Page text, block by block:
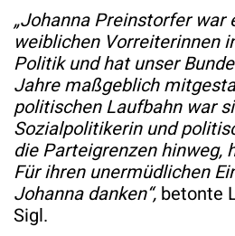
„Johanna Preinstorfer war
weiblichen Vorreiterinnen
Politik und hat unser
Jahre maßgeblich
politischen Laufbahn war
Sozialpolitikerin und
die Parteigrenzen hinweg,
Für ihren unermüdlichen
Johanna danken“, betonte
Sigl.